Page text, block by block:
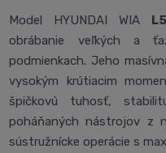
Model HYUNDAI WIA
obrábanie veľkých a
podmienkach. Jeho
vysokým krútiacim
špičkovú tuhosť,
poháňaných nástrojov z
sústružnícke operácie s